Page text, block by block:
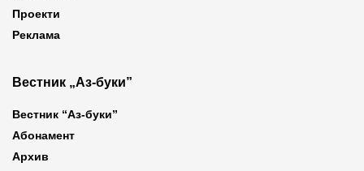
Проекти
Реклама
Вестник „Аз-буки”
Вестник “Аз-буки”
Абонамент
Архив